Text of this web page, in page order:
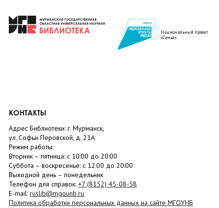
Национальный проект
«Семья»
КОНТАКТЫ
Адрес Библиотеки: г. Мурманск,
ул. Софьи Перовской, д. 21А
Режим работы:
Вторник – пятница: с 10:00 до 20:00
Суббота – воскресенье: c 12:00 до 20:00
Выходной день – понедельник
Телефон для справок: +7 (8152) 45-08-58
E-mail: ruslib@mgounb.ru
Политика обработки персональных данных на сайте МГОУНБ